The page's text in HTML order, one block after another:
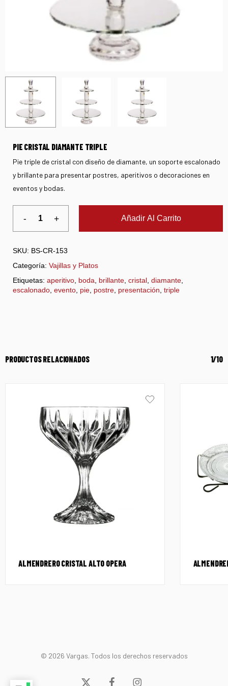
PIE CRISTAL DIAMANTE TRIPLE
Pie triple de cristal con diseño de diamante, un soporte escalonado
y brillante para presentar postres, aperitivos o decoraciones en
eventos y bodas.
Añadir Al Carrito
SKU: BS-CR-153
Categoría: Vajillas y Platos
Etiquetas: aperitivo boda brillante cristal diamante
escalonado evento pie postre presentación triple
PRODUCTOS RELACIONADOS 1/10
ALMENDRERO CRISTAL ALTO OPERA
© 2026 Vargas. Todos los derechos reservados
x- facebookinstagram